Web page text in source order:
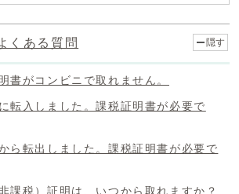
くある質問 隠す
書がコンビニで取れません。
転入しました。課税証明書が必要で
ら転出しました。課税証明書が必要で
課税）証明は、いつから取れますか？